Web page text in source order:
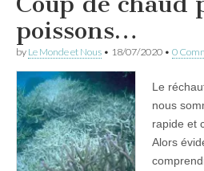
poissons…
by Le Monde et Nous • 18/07/2020 • 0
Le
nous
rapide et
Alors